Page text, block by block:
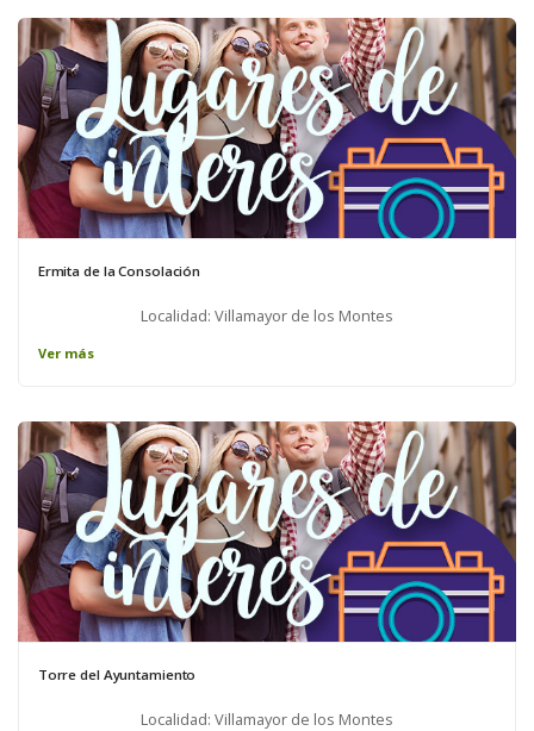
Ermita de la Consolación
Localidad: Villamayor de los Montes
Ver más
Torre del Ayuntamiento
Localidad: Villamayor de los Montes